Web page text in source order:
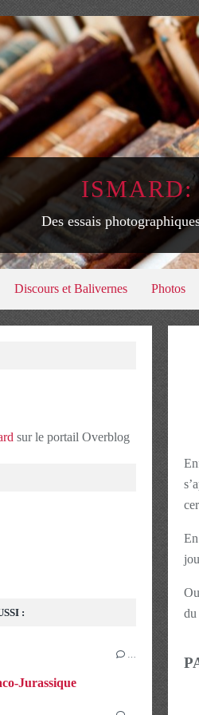
Des essais
Discours et Balivernes Photos
du
sur le portail Overblog
:
Jurassique